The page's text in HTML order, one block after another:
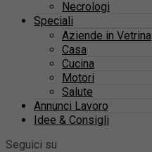
Necrologi
Speciali
Aziende in Vetrina
Casa
Cucina
Motori
Salute
Annunci Lavoro
Idee & Consigli
Seguici su